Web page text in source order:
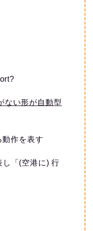
ない形が自動型
作を表す
し「(空港に) 行